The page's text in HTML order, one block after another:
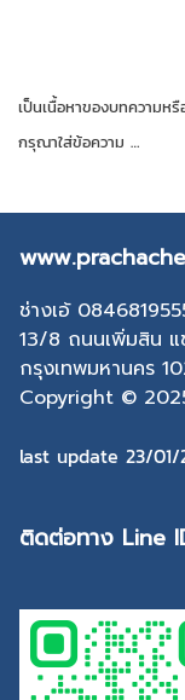
เป็นเนื้อหาของบทความหรื
กรุณาใส่ข้อความ …
ช่างเอ้
13/8 ถนนเพิ่มสิน
กรุงเทพมหานคร
Copyright ©
last update 23/01/
ติดต่อทาง Line